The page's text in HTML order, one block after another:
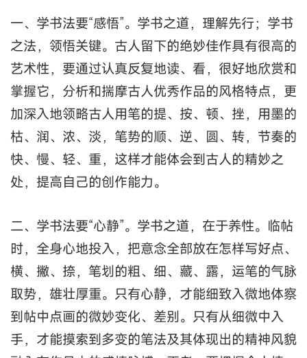
一、学书法要“感悟”。学书之道，理解先行；学书
之法，领悟关键。古人留下的绝妙佳作具有很高的
艺术性，要通过认真反复地读、看，很好地欣赏和
掌握它，分析和揣摩古人优秀作品的风格特点，更
加深入地领略古人用笔的提、按、顿、挫，用墨的
枯、润、浓、淡，笔势的顺、逆、圆、转，节奏的
快、慢、轻、重，这样才能体会到古人的精妙之
处，提高自己的创作能力。
二、学书法要“心静”。学书之道，在于养性。临帖
时，全身心地投入，把意念全部放在怎样写好点、
横、撇、捺，笔划的粗、细、藏、露，运笔的气脉
取势，雄壮厚重。只有心静，才能细致入微地体察
到帖中点画的微妙变化、差别。只有从细微中入
手，才能摸索到多变的笔法及其体现出的精神风貌